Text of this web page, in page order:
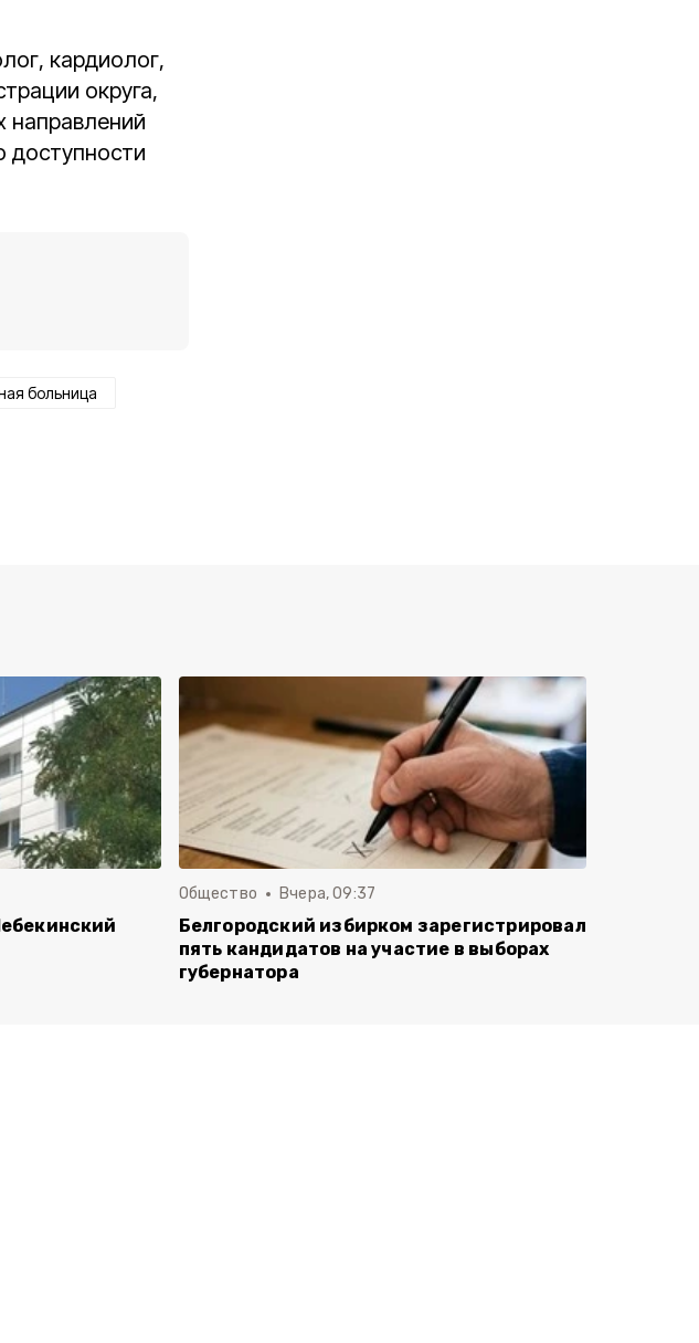
кардиолог,
округа,
направлений
больница
Общество Вчера, 09:37
Белгородский избирком зарегистрировал
пять кандидатов на участие в выборах
губернатора